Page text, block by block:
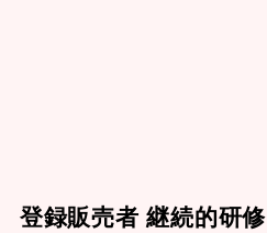
登録販売者 継続的研修